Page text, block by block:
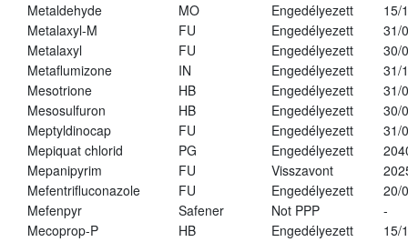
Metaldehyde MO Engedélyezett
15/
Metalaxyl-M
FU Engedélyezett
31/
Metalaxyl
FU Engedélyezett
30/
Metaflumizone
IN Engedélyezett
31/
Mesotrione
HB Engedélyezett
31/
Mesosulfuron
HB Engedélyezett
30/
Meptyldinocap
FU Engedélyezett
31/
Mepiquat chlorid
PG Engedélyezett
Mepanipyrim
FU Visszavont
Mefentrifluconazole
FU Engedélyezett
20/
Mefenpyr
Safener Not PPP
-
Mecoprop-P
HB Engedélyezett
15/